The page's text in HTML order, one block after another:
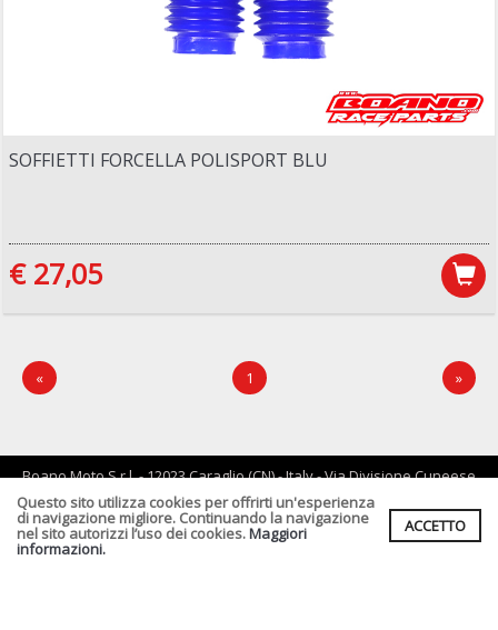
SOFFIETTI FORCELLA POLISPORT BLU
€ 27,05
« 1 »
Boano Moto S.r.l. - 12023 Caraglio (CN) - Italy - Via Divisione Cuneese
19/d - tel: 0171 619061 - Email :
info@boano.com
- P.IVA:IT02252000043
Cf. P.Iva. Registro Imprese di CN n :IT02252000043 Rea n. CN-
164496 Capitale Sociale : € 90.000,00 I.v.
Questo sito utilizza cookies per offrirti un'esperienza
di navigazione migliore. Continuando la navigazione
nel sito autorizzi l’uso dei cookies.Maggiori
informazioni.
ACCETTO